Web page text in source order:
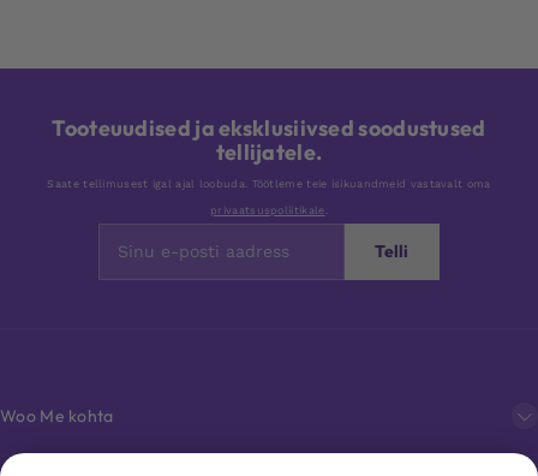
Tooteuudised ja eksklusiivsed soodustused
tellijatele.
Saate tellimusest igal ajal loobuda. Töötleme teie isikuandmeid vastavalt oma
privaatsuspoliitikale
Telli
Woo Me kohta